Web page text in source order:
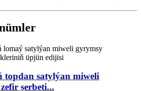
topdan satylýan miweli
şerbeti...